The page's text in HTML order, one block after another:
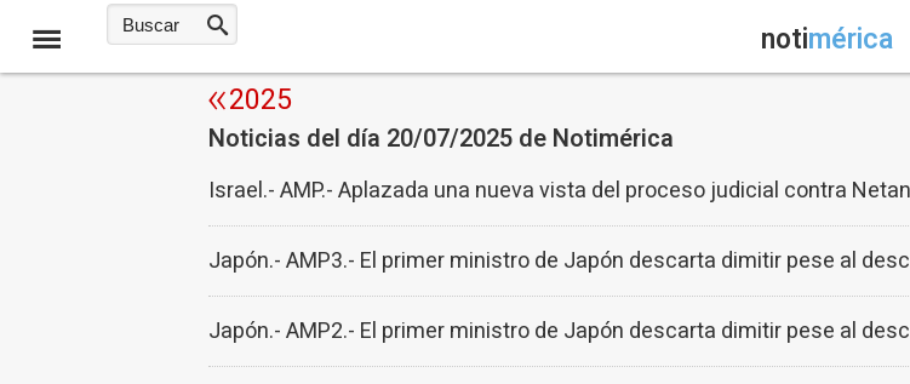
notimérica
2025
Noticias del día 20/07/2025 de Notimérica
Israel.- AMP.- Aplazada una nueva vista del proceso judicial contra
Japón.- AMP3.- El primer ministro de Japón descarta dimitir pese al
Japón.- AMP2.- El primer ministro de Japón descarta dimitir pese al